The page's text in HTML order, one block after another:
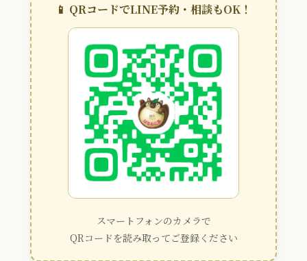
📱 QRコードでLINE予約・相談もOK！
スマートフォンのカメラで
QRコードを読み取ってご登録ください